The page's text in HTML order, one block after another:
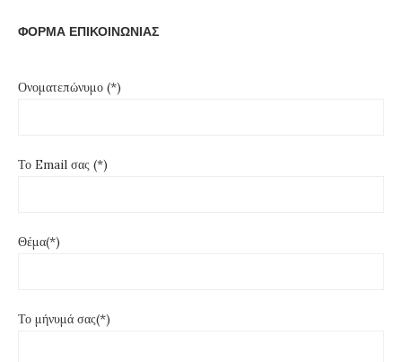
ΦΟΡΜΑ ΕΠΙΚΟΙΝΩΝΙΑΣ
Ονοματεπώνυμο (*)
Το Email σας (*)
Θέμα(*)
Το μήνυμά σας(*)